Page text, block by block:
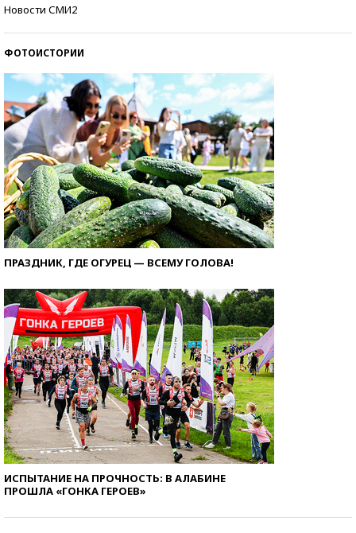
Новости СМИ2
ФОТОИСТОРИИ
ПРАЗДНИК, ГДЕ ОГУРЕЦ — ВСЕМУ ГОЛОВА!
ИСПЫТАНИЕ НА ПРОЧНОСТЬ: В АЛАБИНЕ
ПРОШЛА «ГОНКА ГЕРОЕВ»